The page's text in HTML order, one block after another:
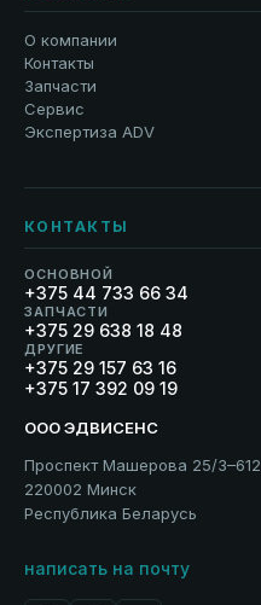
О компании
Контакты
Запчасти
Сервис
Экспертиза ADV
КОНТАКТЫ
ОСНОВНОЙ
+375 44 733 66 34
ЗАПЧАСТИ
+375 29 638 18 48
ДРУГИЕ
+375 29 157 63 16
+375 17 392 09 19
ООО ЭДВИСЕНС
Проспект Машерова 25/3–612
220002 Минск
Республика Беларусь
написать на почту